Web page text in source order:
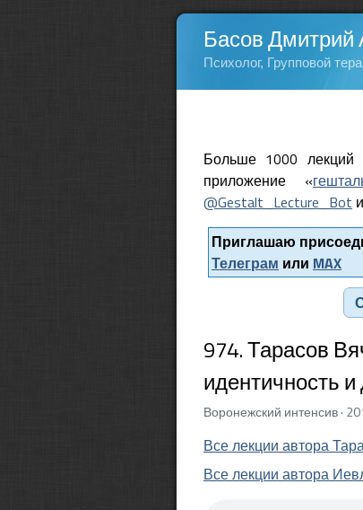
Басов Дмитрий
Психолог, Групповой
Больше 1000 лекций
приложение «
@Gestalt_Lecture_Bot и
Приглашаю
Телеграм или MAX
974. Тарасов
идентичность
Воронежский интенсив ·
Все лекции автора
Все лекции автора